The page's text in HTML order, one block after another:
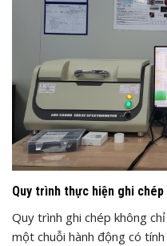
Quy trình thực hiện ghi
Quy trình ghi chép không
một chuỗi hành động có